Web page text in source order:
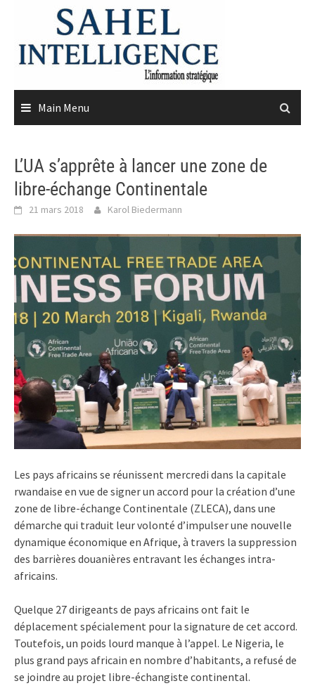
content
Main Menu
L’UA s’apprête à lancer une zone de
libre-échange Continentale
21 mars 2018 Karol Biedermann
Les pays africains se réunissent mercredi dans la capitale
rwandaise en vue de signer un accord pour la création d’une
zone de libre-échange Continentale (ZLECA), dans une
démarche qui traduit leur volonté d’impulser une nouvelle
dynamique économique en Afrique, à travers la suppression
des barrières douanières entravant les échanges intra-
africains.
Quelque 27 dirigeants de pays africains ont fait le
déplacement spécialement pour la signature de cet accord.
Toutefois, un poids lourd manque à l’appel. Le Nigeria, le
plus grand pays africain en nombre d’habitants, a refusé de
se joindre au projet libre-échangiste continental.